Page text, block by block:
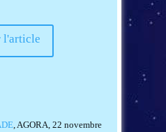
l'article
, AGORA, 22 novembre